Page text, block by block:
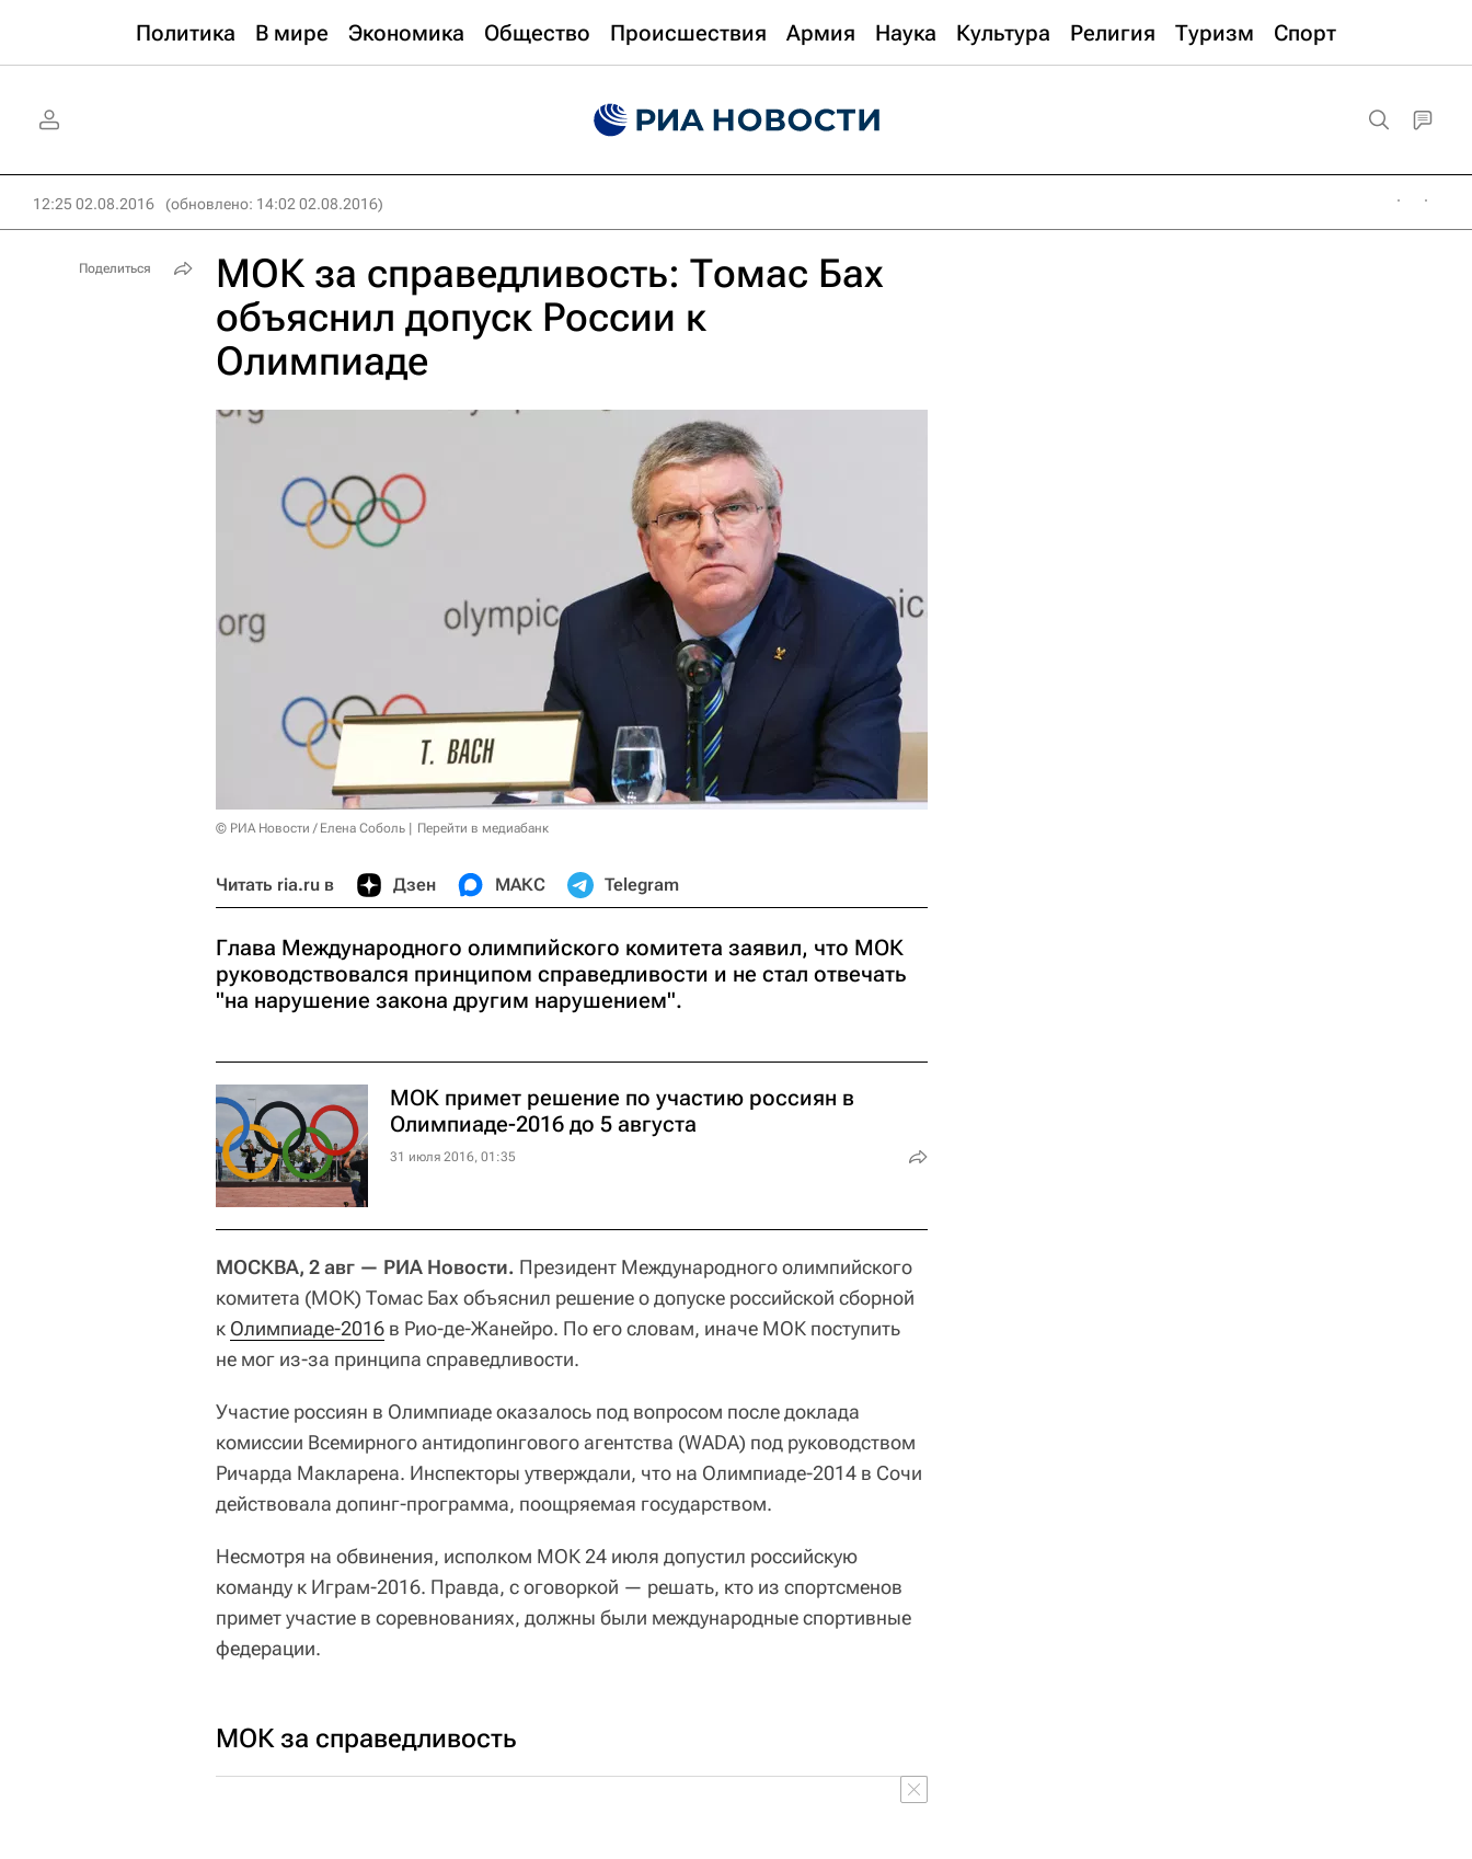
Политика В мире Экономика Общество Происшествия Армия Наука Культура Религия Туризм Спорт
12:25 02.08.2016 (обновлено: 14:02 02.08.2016)
МОК за справедливость: Томас Бах
объяснил допуск России к
Олимпиаде
© РИА Новости / Елена Соболь Перейти в медиабанк
Читать ria.ru в Дзен МАКС Telegram
Глава Международного олимпийского комитета заявил, что МОК
руководствовался принципом справедливости и не стал отвечать
"на нарушение закона другим нарушением".
МОК примет решение по участию россиян в
Олимпиаде-2016 до 5 августа
31 июля 2016, 01:35
МОСКВА, 2 авг — РИА Новости. Президент Международного олимпийского
комитета (МОК) Томас Бах объяснил решение о допуске российской сборной
к Олимпиаде-2016 в Рио-де-Жанейро. По его словам, иначе МОК поступить
не мог из-за принципа справедливости.
Участие россиян в Олимпиаде оказалось под вопросом после доклада
комиссии Всемирного антидопингового агентства (WADA) под руководством
Ричарда Макларена. Инспекторы утверждали, что на Олимпиаде-2014 в Сочи
действовала допинг-программа, поощряемая государством.
Несмотря на обвинения, исполком МОК 24 июля допустил российскую
команду к Играм-2016. Правда, с оговоркой — решать, кто из спортсменов
примет участие в соревнованиях, должны были международные спортивные
федерации.
МОК за справедливость
Поделиться